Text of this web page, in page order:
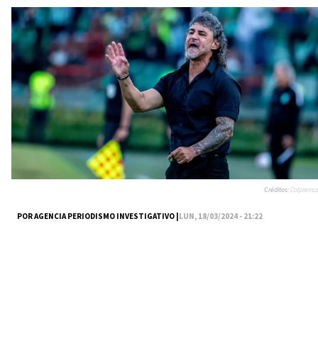
POR AGENCIA PERIODISMO INVESTIGATIVO |LUN, 18/03/2024 - 21:22
Créditos:Colprensa